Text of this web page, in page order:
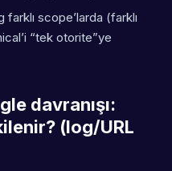
farklı scope’larda (farklı
“tek otorite”ye
davranışı:
(log/URL